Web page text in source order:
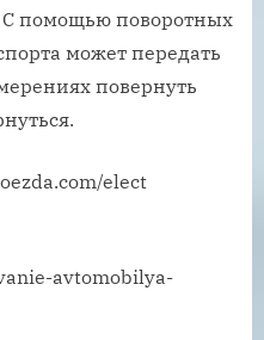
С помощью поворотных
может передать
повернуть
elect
avtomobilya-